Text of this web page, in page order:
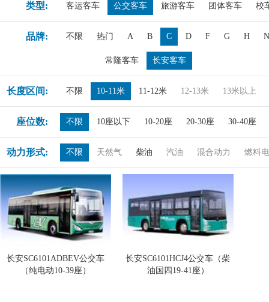
类型: 客运客车 公交客车 旅游客车 团体客车 校
品牌: 不限 热门 A B C D F G H N
常隆客车 长安客车
长度区间: 不限 10-11米 11-12米 12-13米 13米以上
座位数: 不限 10座以下 10-20座 20-30座 30-40座
动力形式: 不限 天然气 柴油 汽油 混合动力 燃料
长安SC6101ADBEV公交车
（纯电动10-39座）
长安SC6101HCJ4公交车（柴
油国四19-41座）